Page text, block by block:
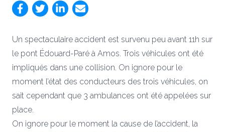
Un spectaculaire accident est survenu peu avant 11h sur
le pont Édouard-Paré à Amos. Trois véhicules ont été
impliqués dans une collision. On ignore pour le
moment l’état des conducteurs des trois véhicules, on
sait cependant que 3 ambulances ont été appelées sur
place.
On ignore pour le moment la cause de l’accident, la